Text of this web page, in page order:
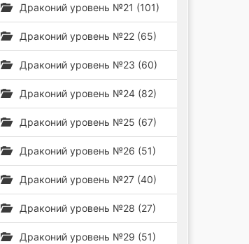
Драконий уровень №21 (101)
Драконий уровень №22 (65)
Драконий уровень №23 (60)
Драконий уровень №24 (82)
Драконий уровень №25 (67)
Драконий уровень №26 (51)
Драконий уровень №27 (40)
Драконий уровень №28 (27)
Драконий уровень №29 (51)